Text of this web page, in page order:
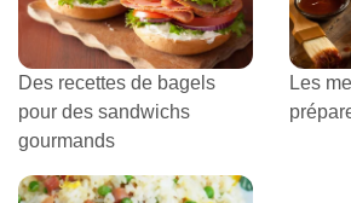
Des recettes de bagels
pour des sandwichs
gourmands
Les